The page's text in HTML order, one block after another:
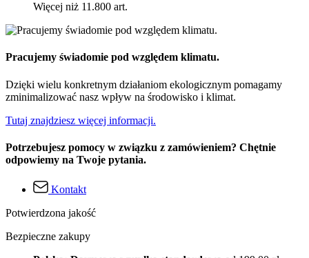
Więcej niż 11.800 art.
Pracujemy świadomie pod względem klimatu.
Dzięki wielu konkretnym działaniom ekologicznym pomagamy
zminimalizować nasz wpływ na środowisko i klimat.
Tutaj znajdziesz więcej informacji.
Potrzebujesz pomocy w związku z zamówieniem? Chętnie
odpowiemy na Twoje pytania.
Kontakt
Potwierdzona jakość
Bezpieczne zakupy